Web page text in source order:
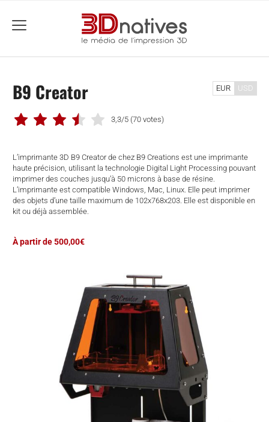
menu
B9 Creator
3,3/5 (70 votes)
L’imprimante 3D B9 Creator de chez B9 Creations est une imprimante
haute précision, utilisant la technologie Digital Light Processing pouvant
imprimer des couches jusqu’à 50 microns à base de résine.
L’imprimante est compatible Windows, Mac, Linux. Elle peut imprimer
des objets d’une taille maximum de 102x768x203. Elle est disponible en
kit ou déjà assemblée.
EUR USD
À partir de 500,00€